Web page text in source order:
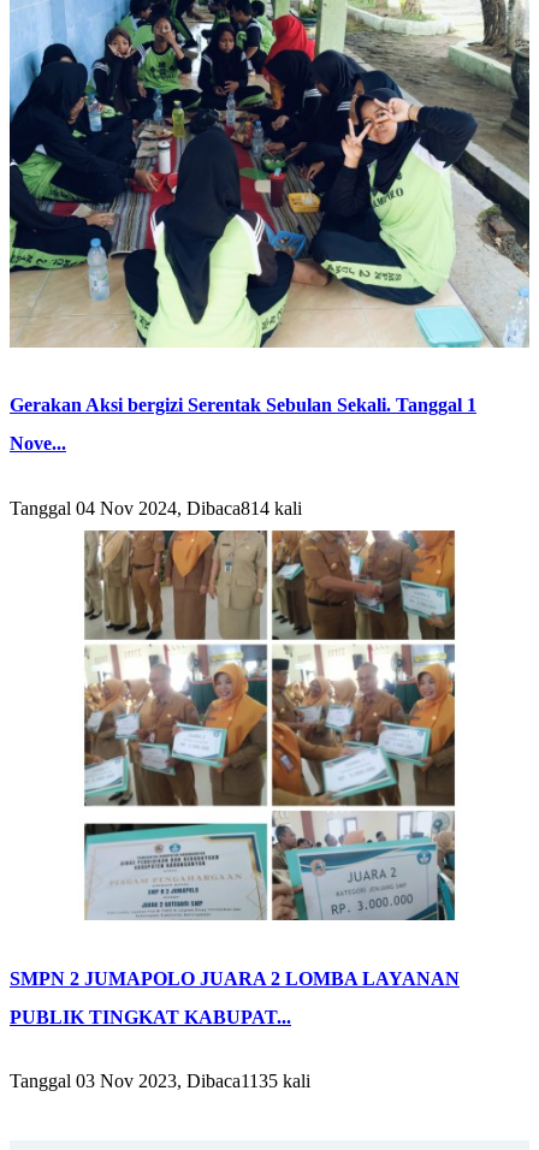
Gerakan Aksi bergizi Serentak Sebulan Sekali. Tanggal 1
Nove...
Tanggal 04 Nov 2024, Dibaca814 kali
SMPN 2 JUMAPOLO JUARA 2 LOMBA LAYANAN
PUBLIK TINGKAT KABUPAT...
Tanggal 03 Nov 2023, Dibaca1135 kali